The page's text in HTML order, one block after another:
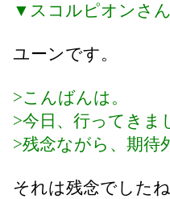
▼スコルピオンさん
ユーンです。
>こんばんは。
>今日、行ってきま
>残念ながら、期待
それは残念でしたね